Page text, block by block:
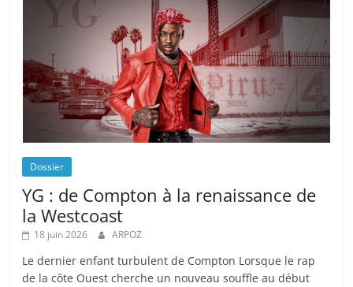
Dossier
YG : de Compton à la renaissance de
la Westcoast
18 juin 2026 ARPOZ
Le dernier enfant turbulent de Compton Lorsque le rap
de la côte Ouest cherche un nouveau souffle au début